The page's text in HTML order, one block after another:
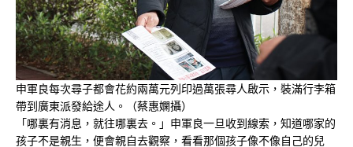
申軍良每次尋子都會花約兩萬元列印過萬張尋人啟示，裝滿行李箱
帶到廣東派發給途人。（蔡惠嫻攝）
「哪裏有消息，就往哪裏去。」申軍良一旦收到線索，知道哪家的
孩子不是親生，便會親自去觀察，看看那個孩子像不像自己的兒